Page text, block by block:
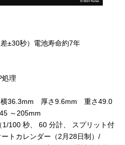
±30秒）電池寿命約7年
処理
横36.3mm 厚さ9.6mm 重さ49.0
～205mm
1/100 秒、 60 分計、 スプリット付
トカレンダー（2月28日制）/